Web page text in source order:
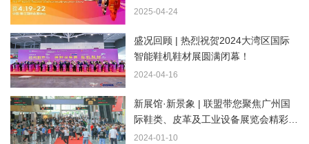
满落幕
2025-04-24
盛况回顾 | 热烈祝贺2024大湾区国际
智能鞋机鞋材展圆满闭幕！
2024-04-16
新展馆·新景象 | 联盟带您聚焦广州国
际鞋类、皮革及工业设备展览会精彩瞬
间！
2024-01-10